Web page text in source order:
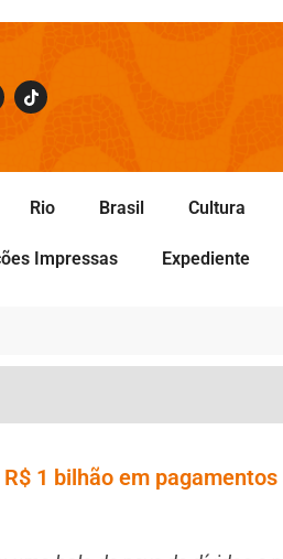
Rio Brasil Cultura
Impressas Expediente
1 bilhão em